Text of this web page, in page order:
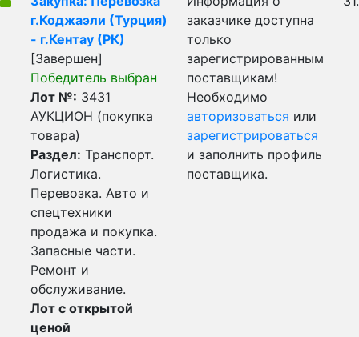
г.Коджаэли (Турция)
- г.Кентау (РК)
[Завершен]
Победитель выбран
Лот №: 3431
АУКЦИОН (покупка
товара)
Раздел: Транспорт.
Логистика.
Перевозка. Авто и
спецтехники
продажа и покупка.
Запасные части.
Ремонт и
обслуживание.
Лот с открытой
ценой
заказчике доступна
только
зарегистрированным
поставщикам!
Необходимо
авторизоваться или
зарегистрироваться
и заполнить профиль
поставщика.